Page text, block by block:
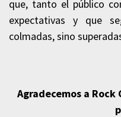
que, tanto el público
expectativas y que
colmadas, sino
Agradecemos a